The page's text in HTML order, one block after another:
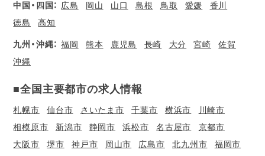
中国・四国： 広島 岡山 山口 島根 鳥取 愛媛
香川
徳島
高知
九州・沖縄： 福岡 熊本 鹿児島 長崎 大分 宮崎
佐賀
沖縄
■全国主要都市の求人情報
札幌市 仙台市 さいたま市 千葉市 横浜市
川崎市
相模原市
新潟市 静岡市 浜松市 名古屋市
京都市
大阪市
堺市 神戸市 岡山市 広島市 北九州市
福岡市